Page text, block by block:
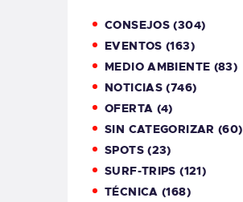
CONSEJOS (304)
EVENTOS (163)
MEDIO AMBIENTE (83)
NOTICIAS (746)
OFERTA (4)
SIN CATEGORIZAR (60)
SPOTS(23)
SURF-TRIPS (121)
TÉCNICA (168)